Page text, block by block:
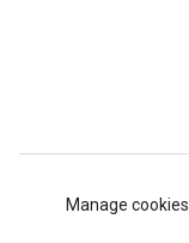
Manage cookies